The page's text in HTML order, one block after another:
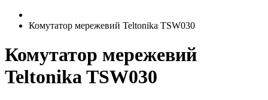
Комутатор мережевий Teltonika TSW030
Комутатор мережевий
Teltonika TSW030